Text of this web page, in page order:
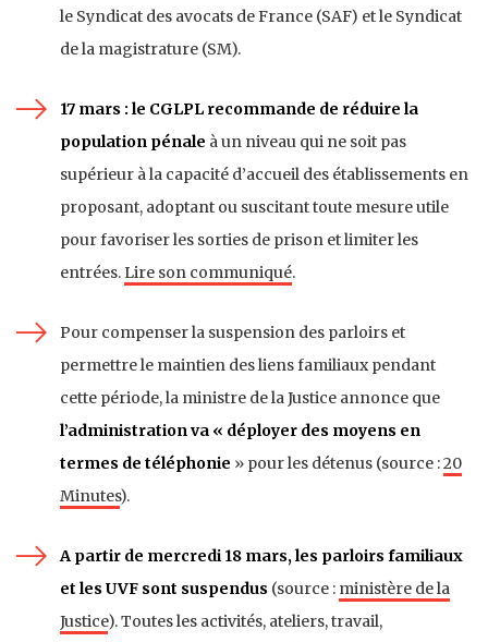
le Syndicat des avocats de France (SAF) et le Syndicat
de la magistrature (SM).
17 mars : le CGLPL recommande de réduire la
population pénale à un niveau qui ne soit pas
supérieur à la capacité d’accueil des établissements en
proposant, adoptant ou suscitant toute mesure utile
pour favoriser les sorties de prison et limiter les
entrées. Lire son communiqué.
Pour compenser la suspension des parloirs et
permettre le maintien des liens familiaux pendant
cette période, la ministre de la Justice annonce que
l’administration va « déployer des moyens en
termes de téléphonie » pour les détenus (source :20
Minutes).
A partir de mercredi 18 mars, les parloirs familiaux
et les UVF sont suspendus (source : ministère de la
Justice). Toutes les activités, ateliers, travail,